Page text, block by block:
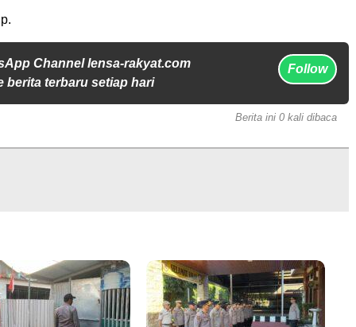
Channel lensa-rakyat.com
berita terbaru setiap hari
Follow
Berita ini 0 kali dibaca